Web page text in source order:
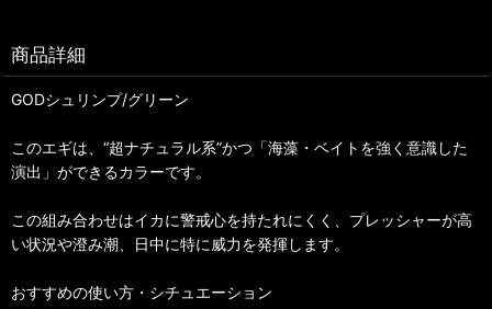
商品詳細
GODシュリンプ/グリーン
このエギは、“超ナチュラル系”かつ「海藻・ベイトを強く意識した
演出」ができるカラーです。
この組み合わせはイカに警戒心を持たれにくく、プレッシャーが高
い状況や澄み潮、日中に特に威力を発揮します。
おすすめの使い方・シチュエーション